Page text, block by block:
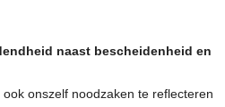
naast bescheidenheid en
onszelf noodzaken te reflecteren